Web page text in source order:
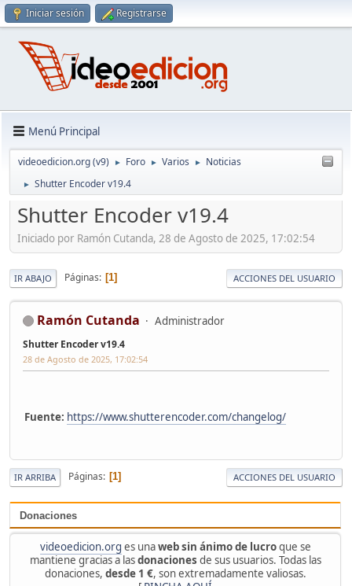
Iniciar sesión Registrarse
Menú Principal
videoedicion.org (v9) ► Foro ► Varios ► Noticias
► Shutter Encoder v19.4
Donaciones
videoedicion.org es unaweb sin ánimo de lucroque se
mantiene gracias a lasdonaciones de sus usuarios. Todas las
donaciones, desde 1 €, son extremadamente valiosas.
Shutter Encoder v19.4
Iniciado por Ramón Cutanda, 28 de Agosto de 2025, 17:02:54
IR ABAJO Páginas 1 ACCIONES DEL USUARIO
Ramón Cutanda Administrador
Shutter Encoder v19.4
28 de Agosto de 2025, 17:02:54
Fuente: https://www.shutterencoder.com/changelog/
IR ARRIBA Páginas 1 ACCIONES DEL USUARIO